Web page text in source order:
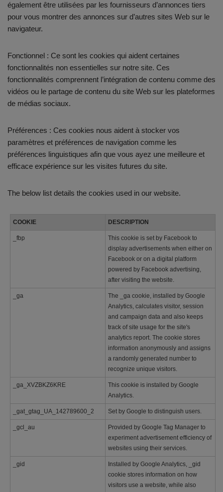
également être utilisées par les fournisseurs d’annonces tiers
pour vous montrer des annonces sur d’autres sites Web sur le
navigateur.
Fonctionnel : Ce sont les cookies qui aident certaines
fonctionnalités non essentielles sur notre site. Ces
fonctionnalités comprennent l’intégration de contenu comme des
vidéos ou le partage de contenu du site Web sur les plateformes
de médias sociaux.
Préférences : Ces cookies nous aident à stocker vos
paramètres et préférences de navigation comme les
préférences linguistiques afin que vous ayez une meilleure et
efficace expérience sur les visites futures du site.
The below list details the cookies used in our website.
COOKIE DESCRIPTION
_fbp
This cookie is set by Facebook to
display advertisements when either on
Facebook or on a digital platform
powered by Facebook advertising,
after visiting the website.
_ga
The _ga cookie, installed by Google
Analytics, calculates visitor, session
and campaign data and also keeps
track of site usage for the site's
analytics report. The cookie stores
information anonymously and assigns
a randomly generated number to
recognize unique visitors.
_ga_XVZBKZ6KRE
This cookie is installed by Google
Analytics.
_gat_gtag_UA_142789600_2 Set by Google to distinguish users.
_gcl_au
Provided by Google Tag Manager to
experiment advertisement efficiency of
websites using their services.
_gid
Installed by Google Analytics, _gid
cookie stores information on how
visitors use a website, while also